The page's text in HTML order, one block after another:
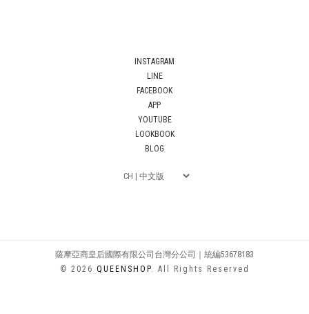
INSTAGRAM
LINE
FACEBOOK
APP
YOUTUBE
LOOKBOOK
BLOG
薩摩亞商皇后國際有限公司台灣分公司｜統編53678183
© 2026 QUEENSHOP. All Rights Reserved